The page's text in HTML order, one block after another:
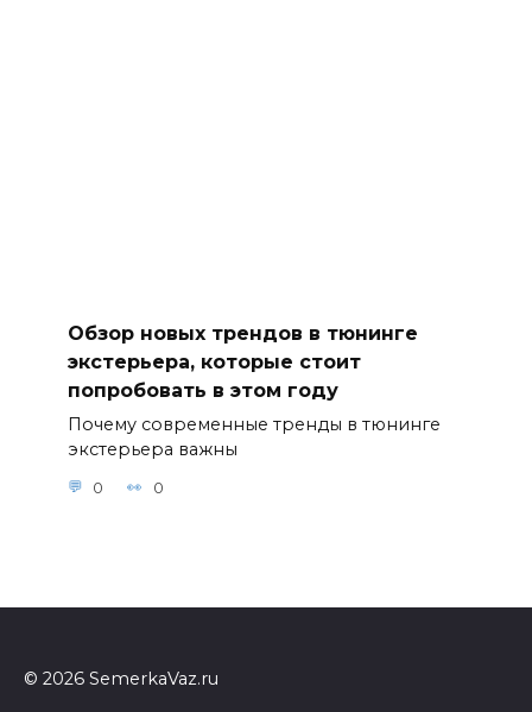
Обзор новых трендов в тюнинге
экстерьера, которые стоит
попробовать в этом году
Почему современные тренды в тюнинге
экстерьера важны
0 0
© 2026 SemerkaVaz.ru